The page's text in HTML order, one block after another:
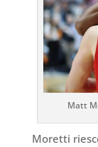
Matt
Moretti